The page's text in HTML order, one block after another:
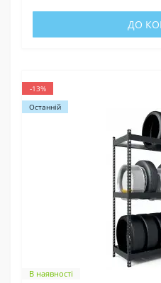
ДО
-13%
Останній
В наявності